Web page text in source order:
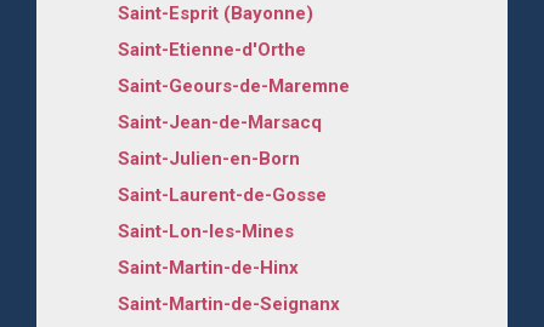
Saint-Esprit (Bayonne)
Saint-Etienne-d'Orthe
Saint-Geours-de-Maremne
Saint-Jean-de-Marsacq
Saint-Julien-en-Born
Saint-Laurent-de-Gosse
Saint-Lon-les-Mines
Saint-Martin-de-Hinx
Saint-Martin-de-Seignanx